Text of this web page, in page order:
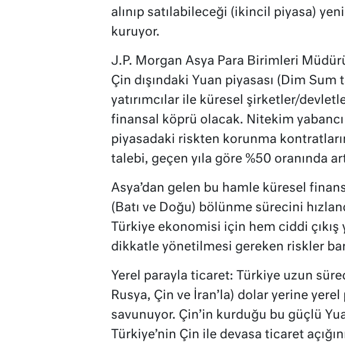
alınıp satılabileceği (ikincil piyasa)
kuruyor.
J.P. Morgan Asya Para Birimleri
Çin dışındaki Yuan piyasası (Dim
yatırımcılar ile küresel şirketler/
finansal köprü olacak. Nitekim yabancı
piyasadaki riskten korunma
talebi, geçen yıla göre %50 oranında
Asya’dan gelen bu hamle küresel
(Batı ve Doğu) bölünme sürecini
Türkiye ekonomisi için hem ciddi
dikkatle yönetilmesi gereken riskler
Yerel parayla ticaret: Türkiye uzun
Rusya, Çin ve İran’la) dolar yerine
savunuyor. Çin’in kurduğu bu güçlü
Türkiye’nin Çin ile devasa ticaret